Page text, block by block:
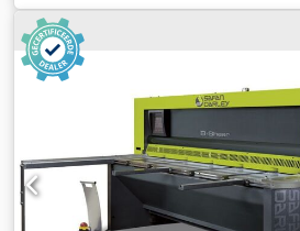
Codpfxozry Szj Alxerf Werkbreedte:
Max. plaatdikte: 13mm Incl.
Incl. transportband voor materialen
afmetingen: 4800x2400x2650mm
15000kg. - Bouwjaar: 2008 -
CE certificaat aanwezig: Nee
getoonde prijs is exclusief BTW
verrekenbaar voor ondernemers
mogelijk van alles in de industriële
Rossum